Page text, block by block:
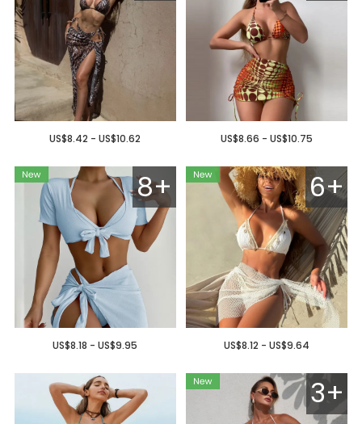
US$8.66 - US$10.75
US$8.42 - US$10.62
6+
US$8.12 - US$9.64
8+
US$8.18 - US$9.95
3+